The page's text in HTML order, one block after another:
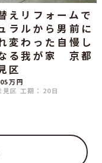
えリフォームで
ラルから男前に
変わった自慢し
る我が家 京都
区
万円
見区 工期：20日